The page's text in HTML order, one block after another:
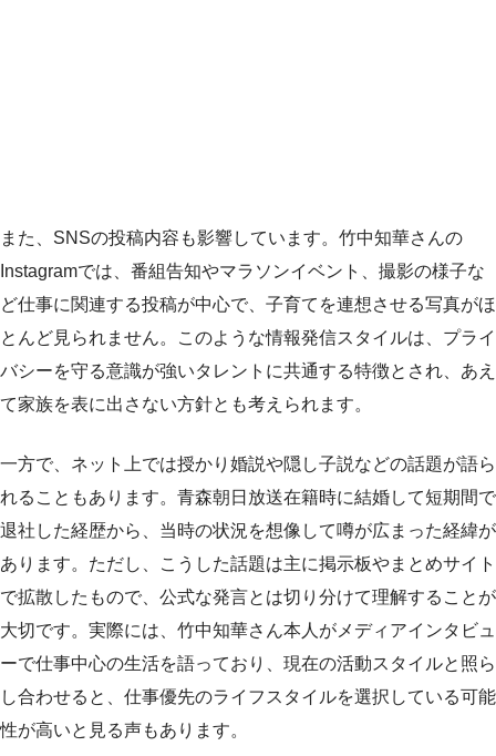
また、SNSの投稿内容も影響しています。竹中知華さんの
Instagramでは、番組告知やマラソンイベント、撮影の様子な
ど仕事に関連する投稿が中心で、子育てを連想させる写真がほ
とんど見られません。このような情報発信スタイルは、プライ
バシーを守る意識が強いタレントに共通する特徴とされ、あえ
て家族を表に出さない方針とも考えられます。
一方で、ネット上では授かり婚説や隠し子説などの話題が語ら
れることもあります。青森朝日放送在籍時に結婚して短期間で
退社した経歴から、当時の状況を想像して噂が広まった経緯が
あります。ただし、こうした話題は主に掲示板やまとめサイト
で拡散したもので、公式な発言とは切り分けて理解することが
大切です。実際には、竹中知華さん本人がメディアインタビュ
ーで仕事中心の生活を語っており、現在の活動スタイルと照ら
し合わせると、仕事優先のライフスタイルを選択している可能
性が高いと見る声もあります。